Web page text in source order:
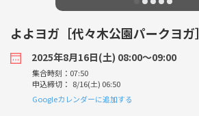
よよヨガ［代々木公園パークヨガ］
2025年8月16日(土) 08:00〜09:00
集合時刻：07:50
申込締切： 8/16(土) 06:50
Googleカレンダーに追加する